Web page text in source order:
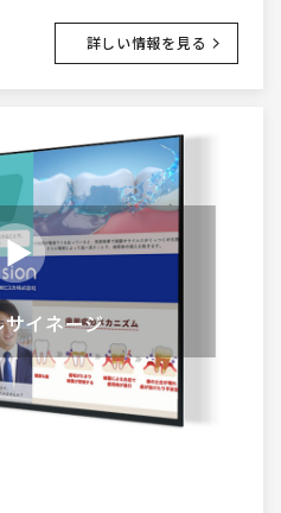
詳しい情報を見る
イネージ